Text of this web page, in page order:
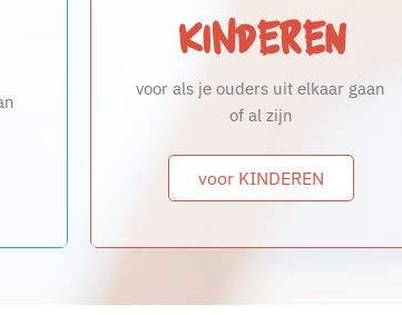
Kinderen
voor als je ouders uit elkaar gaan
of al zijn
voor KINDEREN